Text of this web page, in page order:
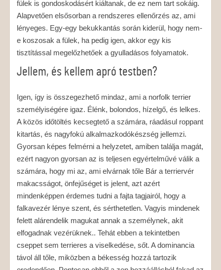
fülek is gondoskodásért kiáltanak, de ez nem tart sokáig.
Alapvetően elsősorban a rendszeres ellenőrzés az, ami
lényeges. Egy-egy bekukkantás során kiderül, hogy nem-
e koszosak a fülek, ha pedig igen, akkor egy kis
tisztítással megelőzhetőek a gyulladásos folyamatok.
Jellem, és kellem apró testben?
Igen, így is összegezhető mindaz, ami a norfolk terrier
személyiségére igaz. Élénk, bolondos, hízelgő, és lelkes.
A közös időtöltés kecsegtető a számára, ráadásul roppant
kitartás, és nagyfokú alkalmazkodókészség jellemzi.
Gyorsan képes felmérni a helyzetet, amiben találja magát,
ezért nagyon gyorsan az is teljesen egyértelművé válik a
számára, hogy mi az, ami elvárnak tőle Bár a terriervér
makacsságot, önfejűséget is jelent, azt azért
mindenképpen érdemes tudni a fajta tagjairól, hogy a
falkavezér lénye szent, és sérthetetlen. Vagyis mindenek
felett alárendelik magukat annak a személynek, akit
elfogadnak vezérüknek.. Tehát ebben a tekintetben
cseppet sem terrieres a viselkedése, sőt. A dominancia
távol áll tőle, miközben a békesség hozzá tartozik